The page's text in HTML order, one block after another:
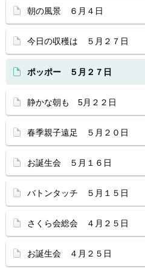
朝の風景 ６月４日
今日の収穫は ５月２７日
ポッポー ５月２７日
静かな朝も 5月２２日
春季親子遠足 ５月２０日
お誕生会 ５月１６日
バトンタッチ ５月１５日
さくら会総会 ４月２５日
お誕生会 ４月２５日